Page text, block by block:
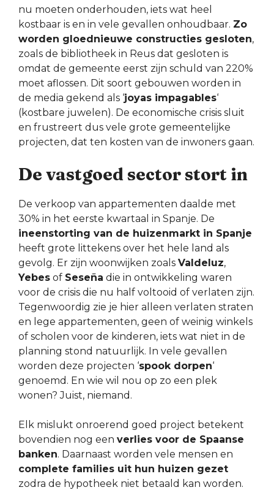
nu moeten onderhouden, iets wat heel
kostbaar is en in vele gevallen onhoudbaar. Zo
worden gloednieuwe constructies gesloten,
zoals de bibliotheek in Reus dat gesloten is
omdat de gemeente eerst zijn schuld van 220%
moet aflossen. Dit soort gebouwen worden in
de media gekend als ‘joyas impagables‘
(kostbare juwelen). De economische crisis sluit
en frustreert dus vele grote gemeentelijke
projecten, dat ten kosten van de inwoners gaan.
De vastgoed sector stort in
De verkoop van appartementen daalde met
30% in het eerste kwartaal in Spanje. De
ineenstorting van de huizenmarkt in Spanje
heeft grote littekens over het hele land als
gevolg. Er zijn woonwijken zoals Valdeluz,
Yebes of Seseña die in ontwikkeling waren
voor de crisis die nu half voltooid of verlaten zijn.
Tegenwoordig zie je hier alleen verlaten straten
en lege appartementen, geen of weinig winkels
of scholen voor de kinderen, iets wat niet in de
planning stond natuurlijk. In vele gevallen
worden deze projecten ‘spook dorpen‘
genoemd. En wie wil nou op zo een plek
wonen? Juist, niemand.
Elk mislukt onroerend goed project betekent
bovendien nog een verlies voor de Spaanse
banken. Daarnaast worden vele mensen en
complete families uit hun huizen gezet
zodra de hypotheek niet betaald kan worden.